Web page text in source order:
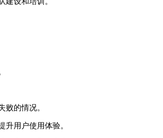
败的情况。
升用户使用体验。